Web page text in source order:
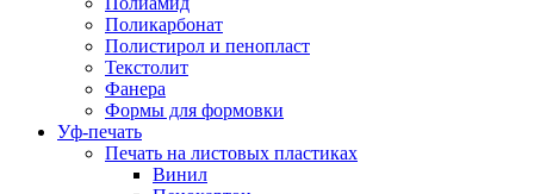
Поликарбонат
Полистирол и пенопласт
Текстолит
Фанера
Формы для формовки
Уф-печать
Печать на листовых пластиках
Винил